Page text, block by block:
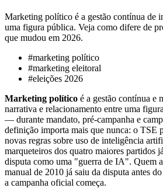
Marketing político é a gestão contínua de
uma figura pública. Veja como difere de
que mudou em 2026.
#marketing político
#marketing eleitoral
#eleições 2026
Marketing político é a gestão contínua e
narrativa e relacionamento entre uma
— durante mandato, pré-campanha e
definição importa mais que nunca: o TSE
novas regras sobre uso de inteligência
marqueteiros dos quatro maiores partidos
disputa como uma "guerra de IA". Quem
manual de 2010 já saiu da disputa antes
a campanha oficial começa.